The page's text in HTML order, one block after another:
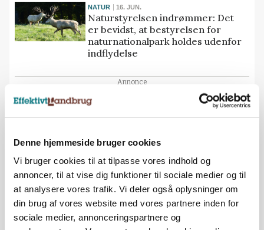
Denne hjemmeside bruger cookies
Vi bruger cookies til at tilpasse vores indhold og
annoncer, til at vise dig funktioner til sociale medier og til
at analysere vores trafik. Vi deler også oplysninger om
din brug af vores website med vores partnere inden for
sociale medier, annonceringspartnere og
NATUR 16. JUN.
Naturstyrelsen indrømmer: Det
er bevidst, at bestyrelsen for
naturnationalpark holdes udenfor
indflydelse
Annonce
KLIMA 29. MAJ
indrettes, så det gavner dyr,
Havde planer om folkeskov:
Naturtiltag gik for vidt